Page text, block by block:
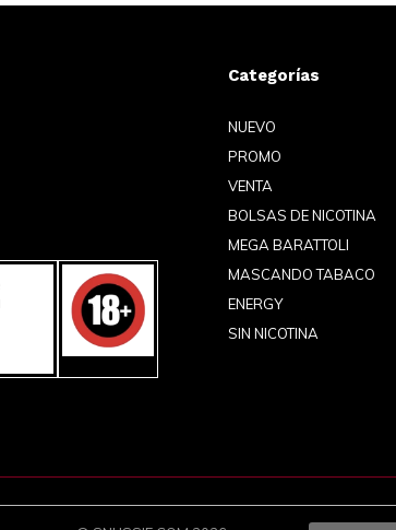
Categorías
NUEVO
PROMO
VENTA
BOLSAS DE NICOTINA
MEGA BARATTOLI
MASCANDO TABACO
ENERGY
SIN NICOTINA